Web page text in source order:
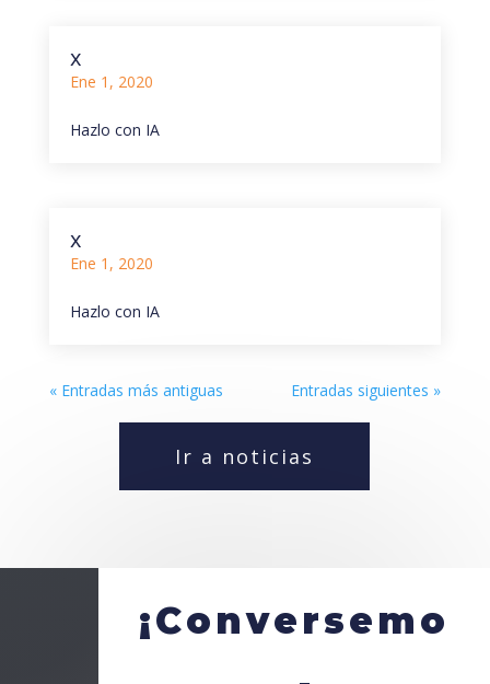
x
Ene 1, 2020
Hazlo con IA
x
Ene 1, 2020
Hazlo con IA
« Entradas más antiguas Entradas siguientes »
Ir a noticias
¡Conversemo